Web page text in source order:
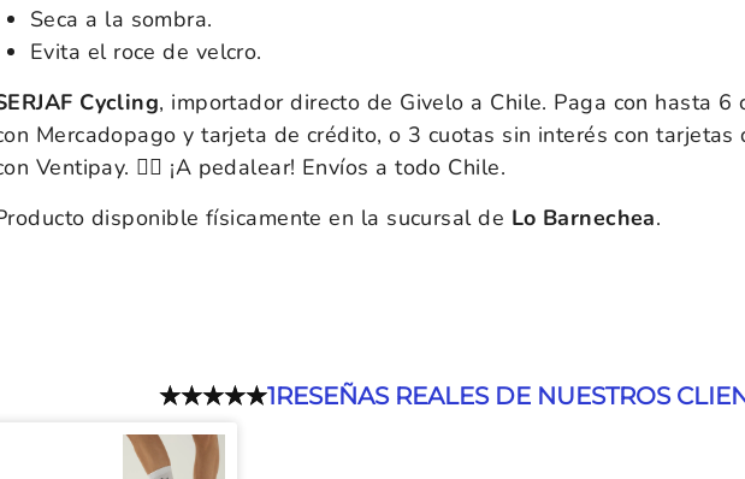
Seca a la sombra.
Evita el roce de velcro.
Cycling, importador directo de Givelo a Chile. Paga con hasta 6
Mercadopago y tarjeta de crédito, o 3 cuotas sin interés con
Ventipay. 🚴‍♀ ¡A pedalear! Envíos a todo Chile.
disponible físicamente en la sucursal de Lo Barnechea.
1RESEÑAS REALES DE NUESTROS